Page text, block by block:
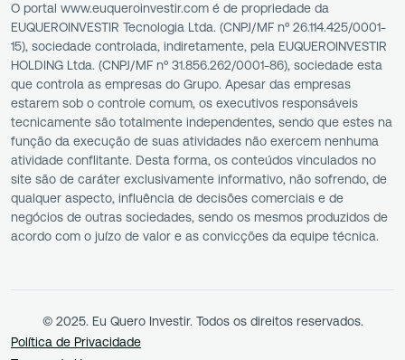
O portal www.euqueroinvestir.com é de propriedade da
EUQUEROINVESTIR Tecnologia Ltda. (CNPJ/MF nº 26.114.425/0001-
15), sociedade controlada, indiretamente, pela EUQUEROINVESTIR
HOLDING Ltda. (CNPJ/MF nº 31.856.262/0001-86), sociedade esta
que controla as empresas do Grupo. Apesar das empresas
estarem sob o controle comum, os executivos responsáveis
tecnicamente são totalmente independentes, sendo que estes na
função da execução de suas atividades não exercem nenhuma
atividade conflitante. Desta forma, os conteúdos vinculados no
site são de caráter exclusivamente informativo, não sofrendo, de
qualquer aspecto, influência de decisões comerciais e de
negócios de outras sociedades, sendo os mesmos produzidos de
acordo com o juízo de valor e as convicções da equipe técnica.
© 2025. Eu Quero Investir. Todos os direitos reservados.
Política de Privacidade